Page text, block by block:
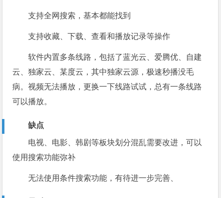
支持全网搜索，基本都能找到
支持收藏、下载、查看和播放记录等操作
软件内置多条线路，包括了蓝光云、爱腾优、自建
云、独家云、某度云，其中独家云源，极速秒播没毛
病。视频无法播放，更换一下线路试试，总有一条线路
可以播放。
缺点
电视、电影、韩剧等板块划分混乱需要改进，可以
使用搜索功能弥补
无法使用条件搜索功能，有待进一步完善、